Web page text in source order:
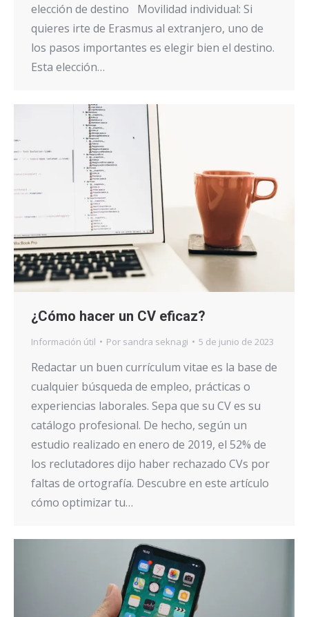
elección de destino Movilidad individual: Si
quieres irte de Erasmus al extranjero, uno de
los pasos importantes es elegir bien el destino.
Esta elección…
¿Cómo hacer un CV eficaz?
Información útil Por sandra seknagi 5 de junio de 2023
Redactar un buen currículum vitae es la base de
cualquier búsqueda de empleo, prácticas o
experiencias laborales. Sepa que su CV es su
catálogo profesional. De hecho, según un
estudio realizado en enero de 2019, el 52% de
los reclutadores dijo haber rechazado CVs por
faltas de ortografía. Descubre en este artículo
cómo optimizar tu…